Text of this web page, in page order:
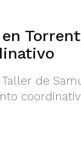
de